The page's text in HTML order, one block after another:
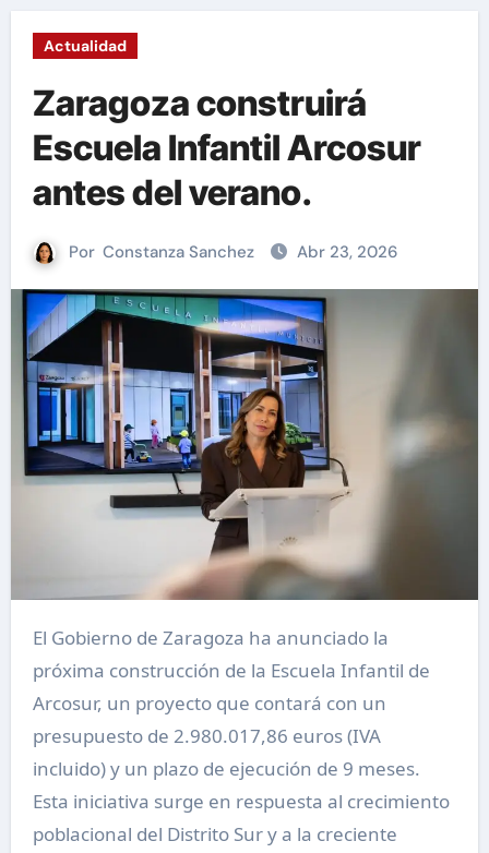
Actualidad
Zaragoza construirá
Escuela Infantil Arcosur
antes del verano.
Por Constanza Sanchez Abr 23, 2026
El Gobierno de Zaragoza ha anunciado la
próxima construcción de la Escuela Infantil de
Arcosur, un proyecto que contará con un
presupuesto de 2.980.017,86 euros (IVA
incluido) y un plazo de ejecución de 9 meses.
Esta iniciativa surge en respuesta al crecimiento
poblacional del Distrito Sur y a la creciente